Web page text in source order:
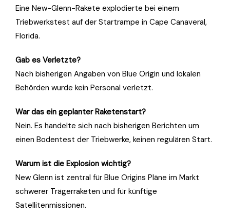
Eine New-Glenn-Rakete explodierte bei einem
Triebwerkstest auf der Startrampe in Cape Canaveral,
Florida.
Gab es Verletzte?
Nach bisherigen Angaben von Blue Origin und lokalen
Behörden wurde kein Personal verletzt.
War das ein geplanter Raketenstart?
Nein. Es handelte sich nach bisherigen Berichten um
einen Bodentest der Triebwerke, keinen regulären Start.
Warum ist die Explosion wichtig?
New Glenn ist zentral für Blue Origins Pläne im Markt
schwerer Trägerraketen und für künftige
Satellitenmissionen.